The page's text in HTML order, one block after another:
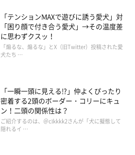
「テンションMAXで遊びに誘う愛犬」対
「困り顔で付き合う愛犬」→その温度差
に思わずクスッ！
「煽るな、煽るな」とX（旧Twitter）投稿された愛
犬たち …
「一瞬一頭に見える!?」仲よくぴったり
密着する2頭のボーダー・コリーにキュ
ン！二頭の関係性は？
ご紹介するのは、＠clkkkk2さんが「犬に擬態して
隠れるイ …